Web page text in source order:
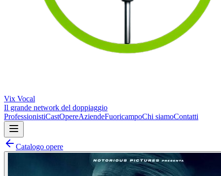
Vix Vocal
Il grande network del doppiaggio
ProfessionistiCastOpereAziendeFuoricampoChi siamoContatti
Catalogo opere